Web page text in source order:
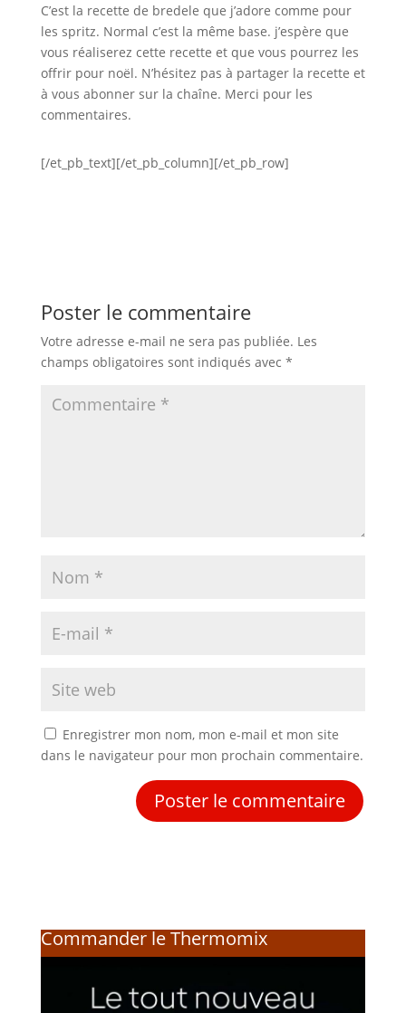
C’est la recette de bredele que j’adore comme pour
les spritz. Normal c’est la même base. j’espère que
vous réaliserez cette recette et que vous pourrez les
offrir pour noël. N’hésitez pas à partager la recette et
à vous abonner sur la chaîne. Merci pour les
commentaires.
[/et_pb_text][/et_pb_column][/et_pb_row]
Poster le commentaire
Votre adresse e-mail ne sera pas publiée. Les
champs obligatoires sont indiqués avec *
Enregistrer mon nom, mon e-mail et mon site
dans le navigateur pour mon prochain commentaire.
Commander le Thermomix